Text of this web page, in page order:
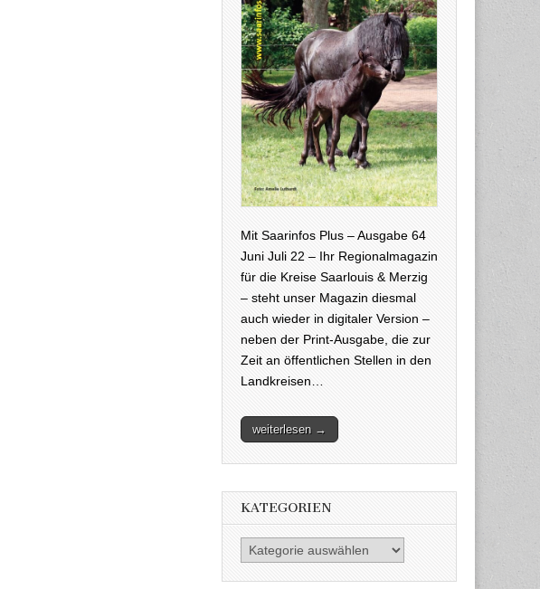
Mit Saarinfos Plus – Ausgabe 64
Juni Juli 22 – Ihr Regionalmagazin
für die Kreise Saarlouis & Merzig
– steht unser Magazin diesmal
auch wieder in digitaler Version –
neben der Print-Ausgabe, die zur
Zeit an öffentlichen Stellen in den
Landkreisen…
weiterlesen →
KATEGORIEN
Kategorien